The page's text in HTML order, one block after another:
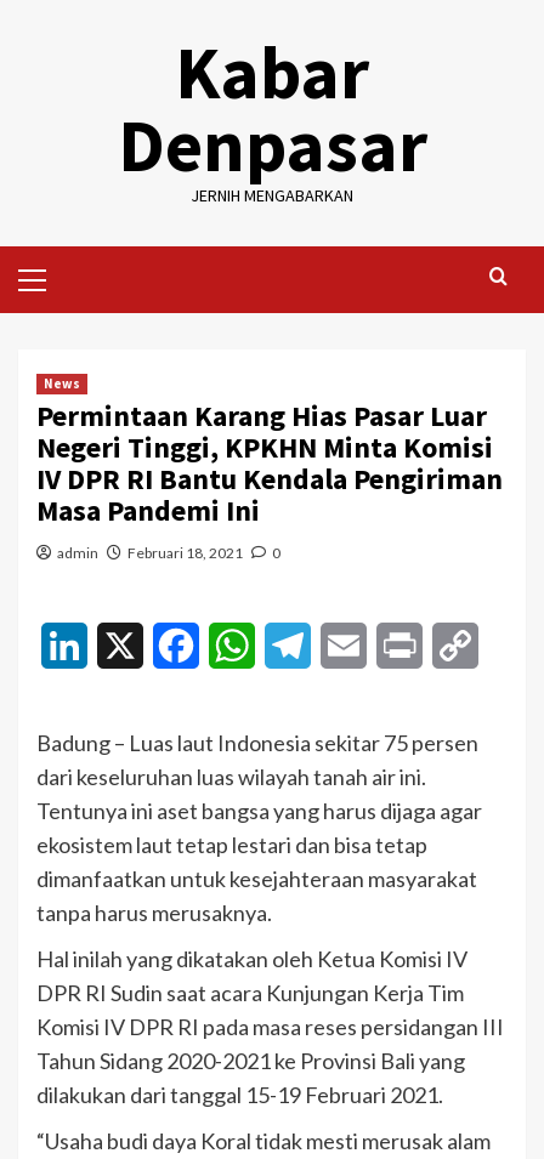
Kabar
Denpasar
JERNIH MENGABARKAN
Menu
News
Permintaan Karang Hias Pasar Luar
Negeri Tinggi, KPKHN Minta Komisi
IV DPR RI Bantu Kendala Pengiriman
Masa Pandemi Ini
admin Februari 18, 2021 0
LinkedIn FacebookWhatsAppTelegramEmail Print
Badung – Luas laut Indonesia sekitar 75 persen
dari keseluruhan luas wilayah tanah air ini.
Tentunya ini aset bangsa yang harus dijaga agar
ekosistem laut tetap lestari dan bisa tetap
dimanfaatkan untuk kesejahteraan masyarakat
tanpa harus merusaknya.
Hal inilah yang dikatakan oleh Ketua Komisi IV
DPR RI Sudin saat acara Kunjungan Kerja Tim
Komisi IV DPR RI pada masa reses persidangan III
Tahun Sidang 2020-2021 ke Provinsi Bali yang
dilakukan dari tanggal 15-19 Februari 2021.
“Usaha budi daya Koral tidak mesti merusak alam